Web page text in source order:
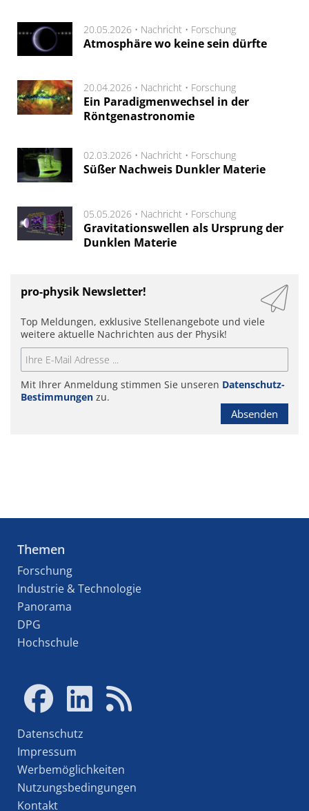
20.05.2026 • Nachricht • Forschung
Atmosphäre wo keine sein dürfte
20.04.2026 • Nachricht • Forschung
Ein Paradigmenwechsel in der
Röntgenastronomie
02.03.2026 • Nachricht • Forschung
Süßer Nachweis Dunkler Materie
05.05.2026 • Nachricht • Forschung
Gravitationswellen als Ursprung der
Dunklen Materie
pro-physik Newsletter!
Top Meldungen, exklusive Stellenangebote und viele
weitere aktuelle Nachrichten aus der Physik!
Mit Ihrer Anmeldung stimmen Sie unseren Datenschutz-
Bestimmungen zu.
Absenden
Themen
Forschung
Industrie & Technologie
Panorama
DPG
Hochschule
Datenschutz
Impressum
Werbemöglichkeiten
Nutzungsbedingungen
Kontakt